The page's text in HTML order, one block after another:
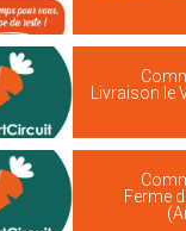
Livraison le
Ferme